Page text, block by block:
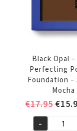
Black Opal
Perfecting
Foundation –
Mocha
€17.95
was:
€
-